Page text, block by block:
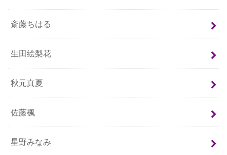
斎藤ちはる
生田絵梨花
秋元真夏
佐藤楓
星野みなみ